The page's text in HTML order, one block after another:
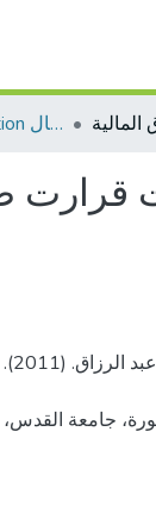
Business Administration إدارة الاعمال
قرارت
جامعة